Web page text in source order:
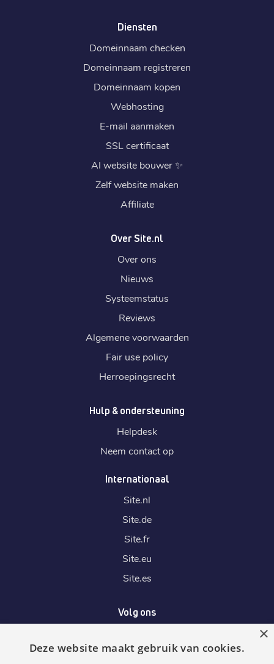
Diensten
Domeinnaam checken
Domeinnaam registreren
Domeinnaam kopen
Webhosting
E-mail aanmaken
SSL certificaat
AI website bouwer✨
Zelf website maken
Affiliate
Over Site.nl
Over ons
Nieuws
Systeemstatus
Reviews
Algemene voorwaarden
Fair use policy
Herroepingsrecht
Hulp & ondersteuning
Helpdesk
Neem contact op
Internationaal
Site.nl
Site.de
Site.fr
Site.eu
Site.es
Volg ons
×
Deze website maakt gebruik van cookies.